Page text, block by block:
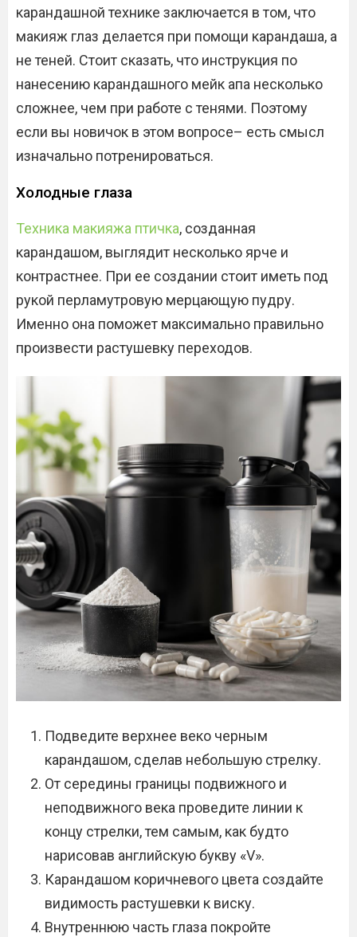
карандашной технике заключается в том, что
макияж глаз делается при помощи карандаша, а
не теней. Стоит сказать, что инструкция по
нанесению карандашного мейк апа несколько
сложнее, чем при работе с тенями. Поэтому
если вы новичок в этом вопросе– есть смысл
изначально потренироваться.
Холодные глаза
Техника макияжа птичка, созданная
карандашом, выглядит несколько ярче и
контрастнее. При ее создании стоит иметь под
рукой перламутровую мерцающую пудру.
Именно она поможет максимально правильно
произвести растушевку переходов.
Подведите верхнее веко черным
карандашом, сделав небольшую стрелку.
От середины границы подвижного и
неподвижного века проведите линии к
концу стрелки, тем самым, как будто
нарисовав английскую букву «V».
Карандашом коричневого цвета создайте
видимость растушевки к виску.
Внутреннюю часть глаза покройте